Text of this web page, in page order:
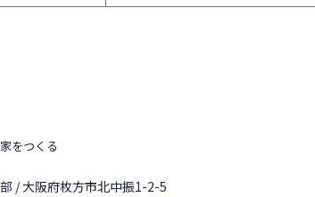
をつくる
/ 大阪府枚方市北中振1-2-5